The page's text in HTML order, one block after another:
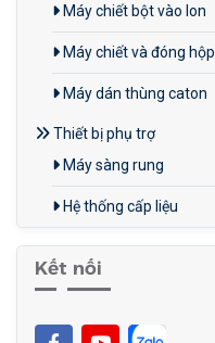
Máy chiết bột vào lon
Máy chiết và đóng hộp
Máy dán thùng caton
Thiết bị phụ trợ
Máy sàng rung
Hệ thống cấp liệu
Kết nối